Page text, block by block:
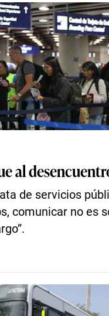
al
de servicios
comunicar no es